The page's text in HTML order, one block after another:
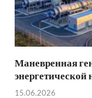
Маневренная
энергетической
15.06.2026